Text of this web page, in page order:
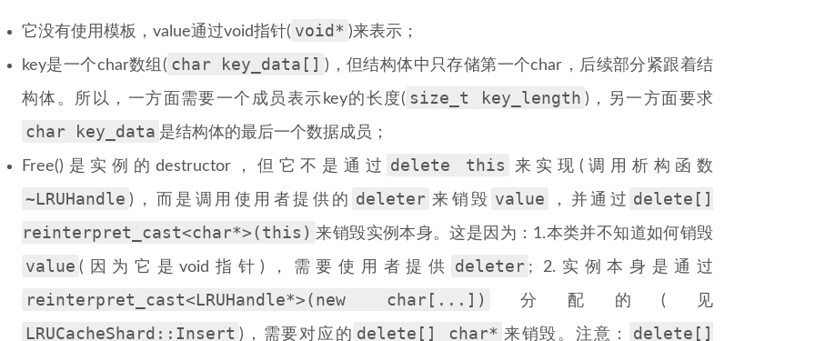
它没有使用模板，value通过void指针( void* )来表示；
key是一个char数组( char key_data[] )，但结构体中只存储第一个char，后续部分紧跟着结
构体。所以，一方面需要一个成员表示key的长度( size_t key_length )，另一方面要求
char key_data 是结构体的最后一个数据成员；
Free()是实例的destructor，但它不是通过 delete this 来实现(调用析构函数
~LRUHandle )，而是调用使用者提供的 deleter 来销毁 value ，并通过 delete[]
reinterpret_cast<char*>(this) 来销毁实例本身。这是因为：1.本类并不知道如何销毁
value (因为它是void指针)，需要使用者提供 deleter ; 2.实例本身是通过
reinterpret_cast<LRUHandle*>(new char[...]) 分配的(见
LRUCacheShard::Insert )，需要对应的 delete[] char* 来销毁。注意：
delete[]